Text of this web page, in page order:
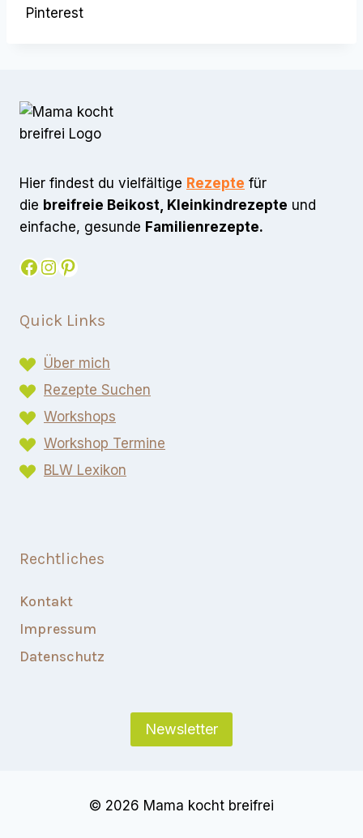
Pinterest
Hier findest du vielfältige Rezepte für
die breifreie Beikost, Kleinkindrezepte und
einfache, gesunde Familienrezepte.
Facebook
Instagram
Pinterest
Quick Links
Über mich
Rezepte Suchen
Workshops
Workshop Termine
BLW Lexikon​
Rechtliches
Kontakt
Impressum
Datenschutz
Newsletter
© 2026 Mama kocht breifrei